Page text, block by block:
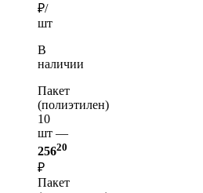
₽/
шт
В
наличии
Пакет
(полиэтилен)
10
шт —
25620
₽
Пакет